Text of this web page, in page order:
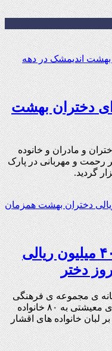
دختران بهشت
و مادران و خانوده
رحمت و مهربانی در پارک
گردید.
در اندیمشک | اهدا کمک ۴۰۰ میلیون ریالی
دختر
ی مجموعه ی فرهنگی
مردمی نغمه‌های عشق با اهدا ۸۰ بسته ی معیشتی به ۸۰ خانواده
را بر لبان خانواده های اقشار